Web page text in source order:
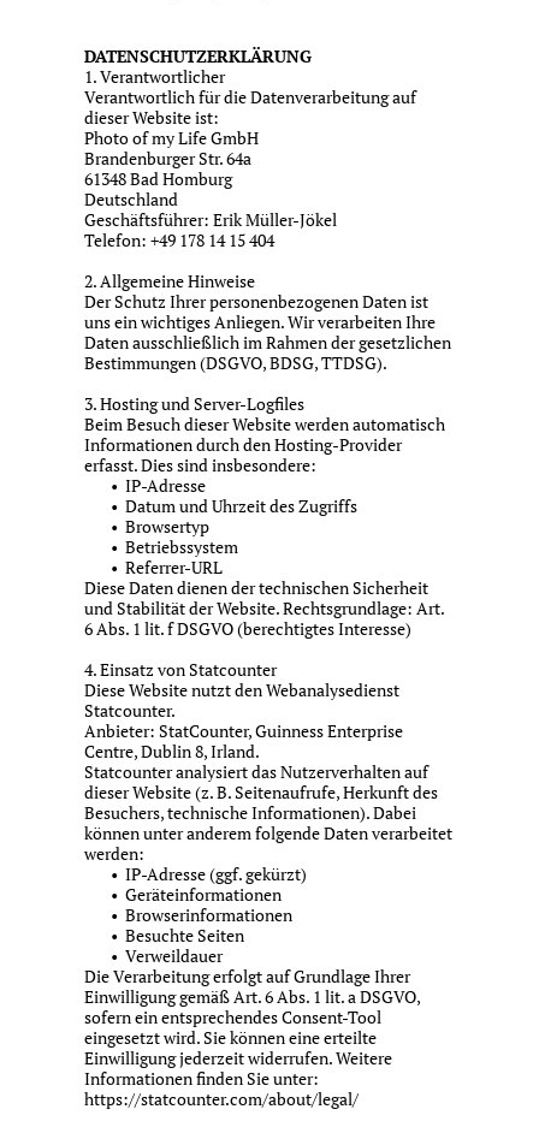
DATENSCHUTZERKLÄRUNG
1. Verantwortlicher
Verantwortlich für die Datenverarbeitung auf
dieser Website ist:
Photo of my Life GmbH
Brandenburger Str. 64a
61348 Bad Homburg
Deutschland
Geschäftsführer: Erik Müller-Jökel
Telefon: +49 178 14 15 404
2. Allgemeine Hinweise
Der Schutz Ihrer personenbezogenen Daten ist
uns ein wichtiges Anliegen. Wir verarbeiten Ihre
Daten ausschließlich im Rahmen der gesetzlichen
Bestimmungen (DSGVO, BDSG, TTDSG).
3. Hosting und Server-Logfiles
Beim Besuch dieser Website werden automatisch
Informationen durch den Hosting-Provider
erfasst. Dies sind insbesondere:
IP-Adresse
Datum und Uhrzeit des Zugriffs
Browsertyp
Betriebssystem
Referrer-URL
Diese Daten dienen der technischen Sicherheit
und Stabilität der Website. Rechtsgrundlage: Art.
6 Abs. 1 lit. f DSGVO (berechtigtes Interesse)
4. Einsatz von Statcounter
Diese Website nutzt den Webanalysedienst
Statcounter.
Anbieter: StatCounter, Guinness Enterprise
Centre, Dublin 8, Irland.
Statcounter analysiert das Nutzerverhalten auf
dieser Website (z. B. Seitenaufrufe, Herkunft des
Besuchers, technische Informationen). Dabei
können unter anderem folgende Daten verarbeitet
werden:
IP-Adresse (ggf. gekürzt)
Geräteinformationen
Browserinformationen
Besuchte Seiten
Verweildauer
Die Verarbeitung erfolgt auf Grundlage Ihrer
Einwilligung gemäß Art. 6 Abs. 1 lit. a DSGVO,
sofern ein entsprechendes Consent-Tool
eingesetzt wird. Sie können eine erteilte
Einwilligung jederzeit widerrufen. Weitere
Informationen finden Sie unter:
https://statcounter.com/about/legal/